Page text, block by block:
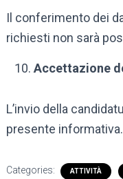
Il conferimento dei
richiesti non sarà
Accettazione
L’invio della
presente informativa.
Categories: ATTIVITÀ